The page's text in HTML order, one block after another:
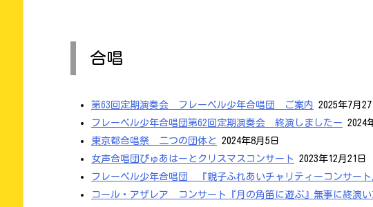
合唱
第63回定期演奏会 フレーベル少年合唱団 ご案内 2025年7月27
フレーベル少年合唱団第62回定期演奏会 終演しましたー 2024
東京都合唱祭 二つの団体と
2024年8月5日
女声合唱団ぴゅあはーとクリスマスコンサート
2023年12月21日
フレーベル少年合唱団 『親子ふれあいチャリティーコンサー
コール・アザレア コンサート『月の角笛に遊ぶ』無事に終演い